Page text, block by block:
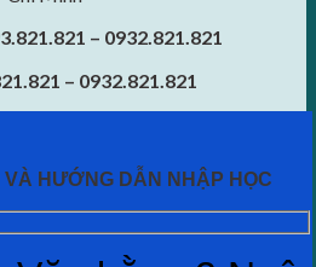
– 0932.821.821
– 0932.821.821
HƯỚNG DẪN NHẬP HỌC